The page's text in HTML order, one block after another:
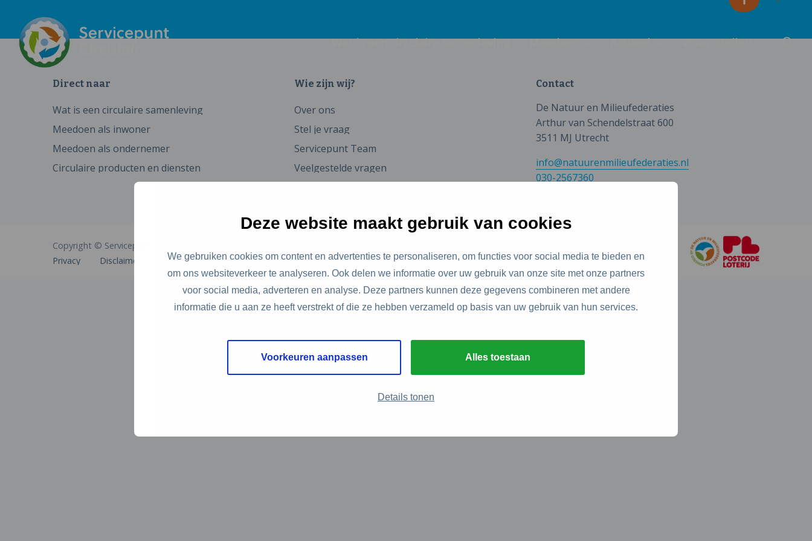
Deze website maakt gebruik van cookies
We gebruiken cookies om content en advertenties te personaliseren, om functies voor social media te bieden en
om ons websiteverkeer te analyseren. Ook delen we informatie over uw gebruik van onze site met onze partners
voor social media, adverteren en analyse. Deze partners kunnen deze gegevens combineren met andere
informatie die u aan ze heeft verstrekt of die ze hebben verzameld op basis van uw gebruik van hun services.
Voorkeuren aanpassen Alles toestaan
Details tonen
Wat is een circulaire samenleving Meedoen Actueel Vraag stellen
Direct naar
Wat is een circulaire samenleving
Meedoen als inwoner
Meedoen als ondernemer
Circulaire producten en diensten
Wie zijn wij?
Over ons
Stel je vraag
Servicepunt Team
Veelgestelde vragen
Contact
De Natuur en Milieufederaties
Arthur van Schendelstraat 600
3511 MJ Utrecht
info@natuurenmilieufederaties.nl
030-2567360
Copyright © Servicepunt Circulair
Privacy
Disclaimer Cookies Toegankelijkheid